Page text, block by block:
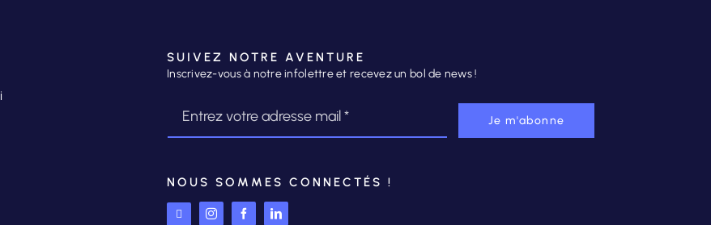
SUIVEZ NOTRE AVENTURE
Inscrivez-vous à notre infolettre et recevez un bol de news !
Je m'abonne
NOUS SOMMES CONNECTÉS !